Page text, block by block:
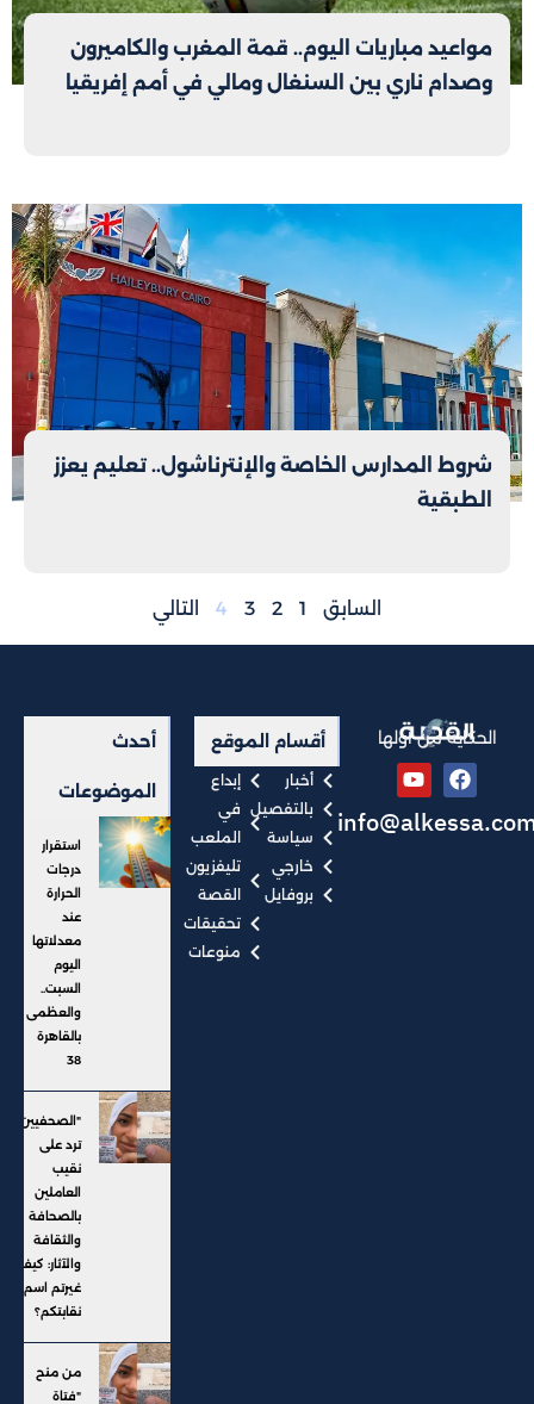
مواعيد مباريات اليوم.. قمة المغرب والكاميرون
وصدام ناري بين السنغال ومالي في أمم إفريقيا
شروط المدارس الخاصة والإنترناشول.. تعليم يعزز
الطبقية
السابق 1
2
3
4 التالي
الحكاية من أولها أقسام الموقع
أخبار
بالتفصيل
سياسة
خارجي
بروفايل
إبداع
في
الملعب
تليفزيون
القصة
تحقيقات
منوعات
أحدث
الموضوعات
استقرار
درجات
الحرارة
عند
معدلاتها
اليوم
السبت..
والعظمى
بالقاهرة
38
"الصحفيين"
ترد على
نقيب
العاملين
بالصحافة
والثقافة
والآثار: كيف
غيرتم اسم
نقابتكم؟
من منح
"فتاة